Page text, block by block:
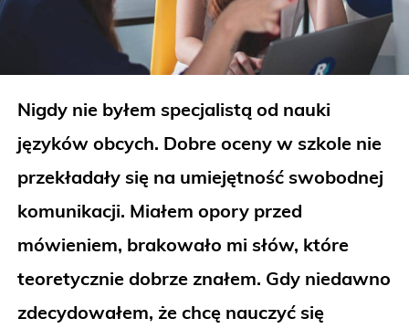
Nigdy nie byłem specjalistą od nauki
języków obcych. Dobre oceny w szkole nie
przekładały się na umiejętność swobodnej
komunikacji. Miałem opory przed
mówieniem, brakowało mi słów, które
teoretycznie dobrze znałem. Gdy niedawno
zdecydowałem, że chcę nauczyć się